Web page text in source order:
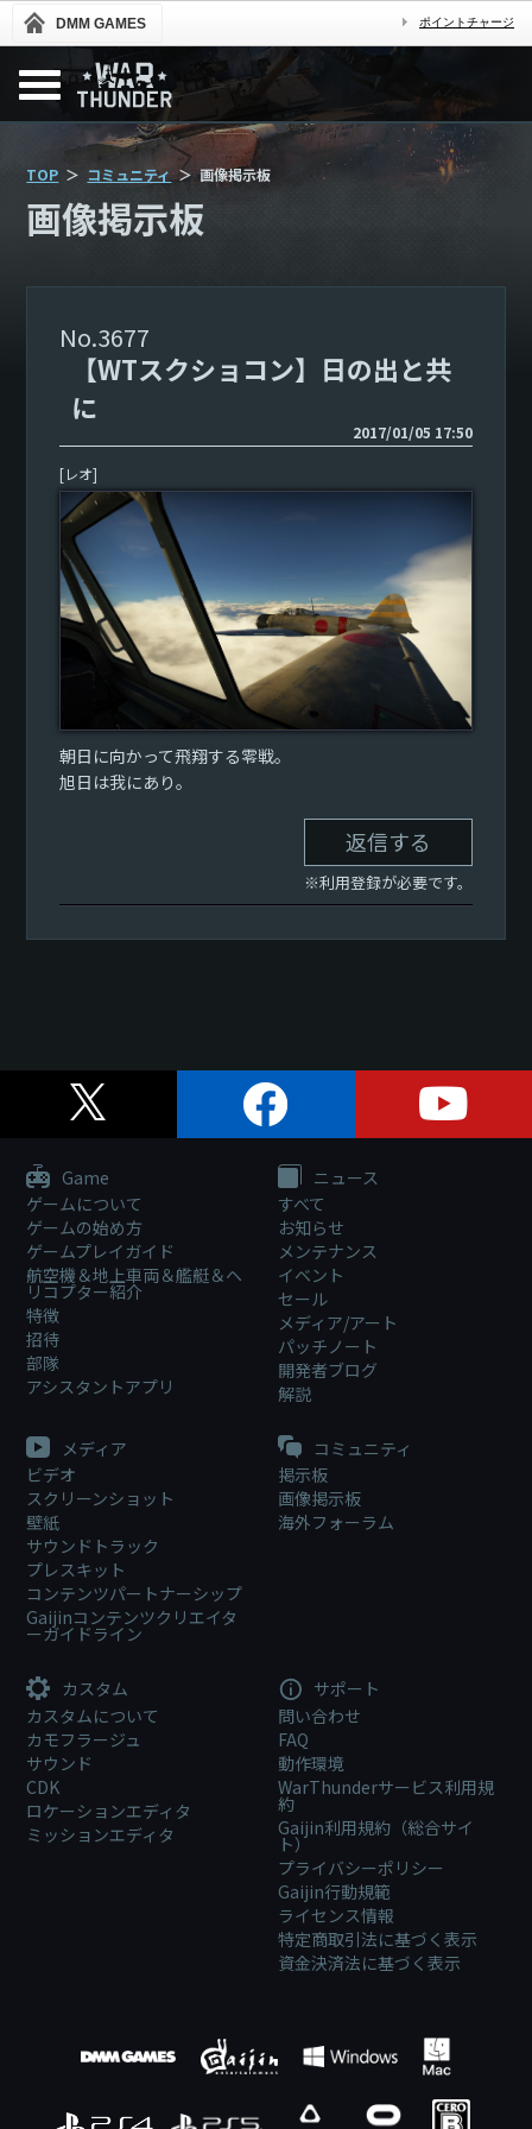
DMM GAMES ポイントチャージ
TOP コミュニティ 画像掲示板
画像掲示板
3677
【WTスクショコン】日の出と共
に
2017/01/05 17:50
[レオ]
朝日に向かって飛翔する零戦。
旭日は我にあり。
返信する
※利用登録が必要です。
Game
ゲームについて
ゲームの始め方
ゲームプレイガイド
航空機＆地上車両＆艦艇＆ヘ
リコプター紹介
特徴
招待
部隊
アシスタントアプリ
ニュース
すべて
お知らせ
メンテナンス
イベント
セール
メディア/アート
パッチノート
開発者ブログ
解説
メディア
ビデオ
スクリーンショット
壁紙
サウンドトラック
プレスキット
コンテンツパートナーシップ
Gaijinコンテンツクリエイタ
ーガイドライン
コミュニティ
掲示板
画像掲示板
海外フォーラム
カスタム
カスタムについて
カモフラージュ
サウンド
CDK
ロケーションエディタ
ミッションエディタ
サポート
問い合わせ
FAQ
動作環境
WarThunderサービス利用規
約
Gaijin利用規約（総合サイ
ト）
プライバシーポリシー
Gaijin行動規範
ライセンス情報
特定商取引法に基づく表示
資金決済法に基づく表示